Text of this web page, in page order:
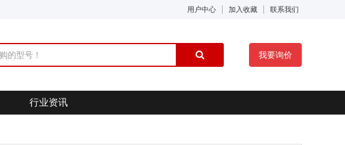
用户中心 加入收藏 联系我们
我要询价
行业资讯